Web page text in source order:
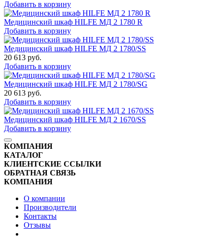
Добавить в корзину
Медицинский шкаф HILFE МД 2 1780 R
Добавить в корзину
Медицинский шкаф HILFE МД 2 1780/SS
20 613 руб.
Добавить в корзину
Медицинский шкаф HILFE МД 2 1780/SG
20 613 руб.
Добавить в корзину
Медицинский шкаф HILFE МД 2 1670/SS
Добавить в корзину
КОМПАНИЯ
КАТАЛОГ
КЛИЕНТСКИЕ ССЫЛКИ
ОБРАТНАЯ СВЯЗЬ
КОМПАНИЯ
О компании
Производители
Контакты
Отзывы